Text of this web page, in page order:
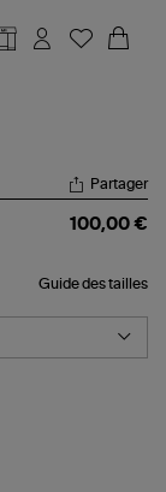
Partager
100,00 €
Guide des tailles